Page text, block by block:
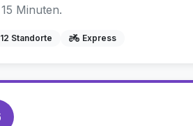
Minuten.
12 Standorte Express